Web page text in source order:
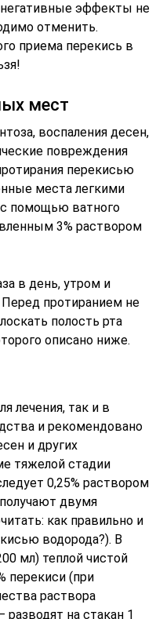
негативные эффекты не
отменить.
приема перекись в
мест
воспаления десен,
повреждения
перекисью
места легкими
помощью ватного
3% раствором
в день, утром и
Перед протиранием не
полость рта
описано ниже.
лечения, так и в
и рекомендовано
и других
тяжелой стадии
0,25% раствором
двумя
как правильно и
водорода?). В
мл) теплой чистой
перекиси (при
раствора
на стакан 1